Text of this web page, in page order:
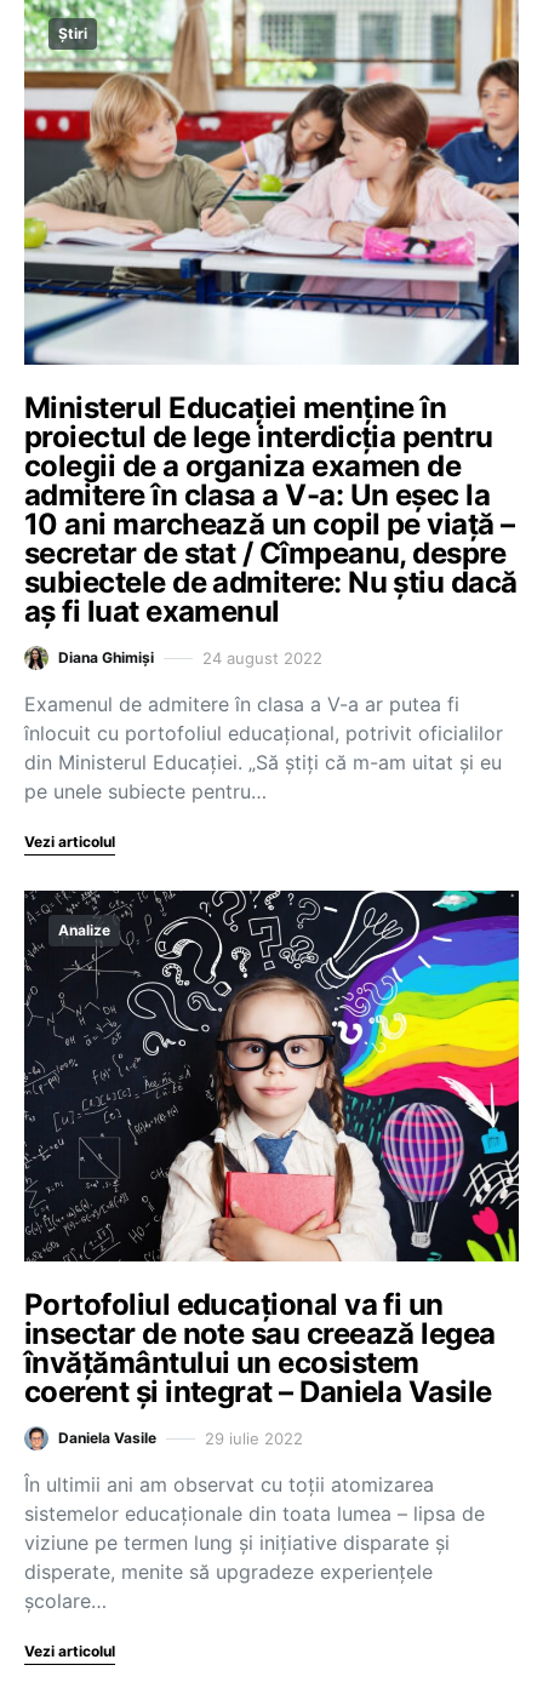
Știri
Ministerul Educației menține în
proiectul de lege interdicția pentru
colegii de a organiza examen de
admitere în clasa a V-a: Un eșec la
10 ani marchează un copil pe viață –
secretar de stat / Cîmpeanu, despre
subiectele de admitere: Nu știu dacă
aș fi luat examenul
Diana Ghimiși 24 august 2022
Examenul de admitere în clasa a V-a ar putea fi
înlocuit cu portofoliul educațional, potrivit oficialilor
din Ministerul Educației. „Să știți că m-am uitat și eu
pe unele subiecte pentru…
Vezi articolul
Analize
Portofoliul educațional va fi un
insectar de note sau creează legea
învățământului un ecosistem
coerent și integrat – Daniela Vasile
Daniela Vasile 29 iulie 2022
În ultimii ani am observat cu toții atomizarea
sistemelor educaționale din toata lumea – lipsa de
viziune pe termen lung și inițiative disparate și
disperate, menite să upgradeze experiențele
școlare…
Vezi articolul